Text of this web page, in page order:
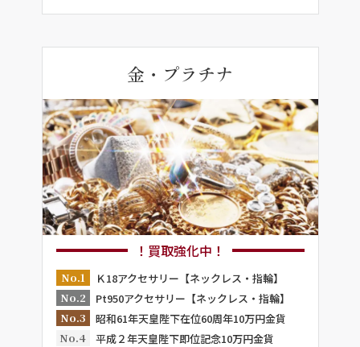
金・プラチナ
！買取強化中！
No.1
Ｋ18アクセサリー【ネックレス・指輪】
No.2
Pt950アクセサリー【ネックレス・指輪】
No.3
昭和61年天皇陛下在位60周年10万円金貨
No.4
平成２年天皇陛下即位記念10万円金貨